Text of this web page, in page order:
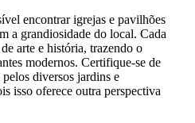
encontrar igrejas e pavilhões
a grandiosidade do local. Cada
arte e história, trazendo o
modernos. Certifique-se de
pelos diversos jardins e
isso oferece outra perspectiva